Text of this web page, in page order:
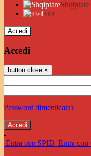
Shqiptare
বাংলা
Accedi
Accedi
button close ×
Password dimenticata?
-
Entra con SPID Entra con